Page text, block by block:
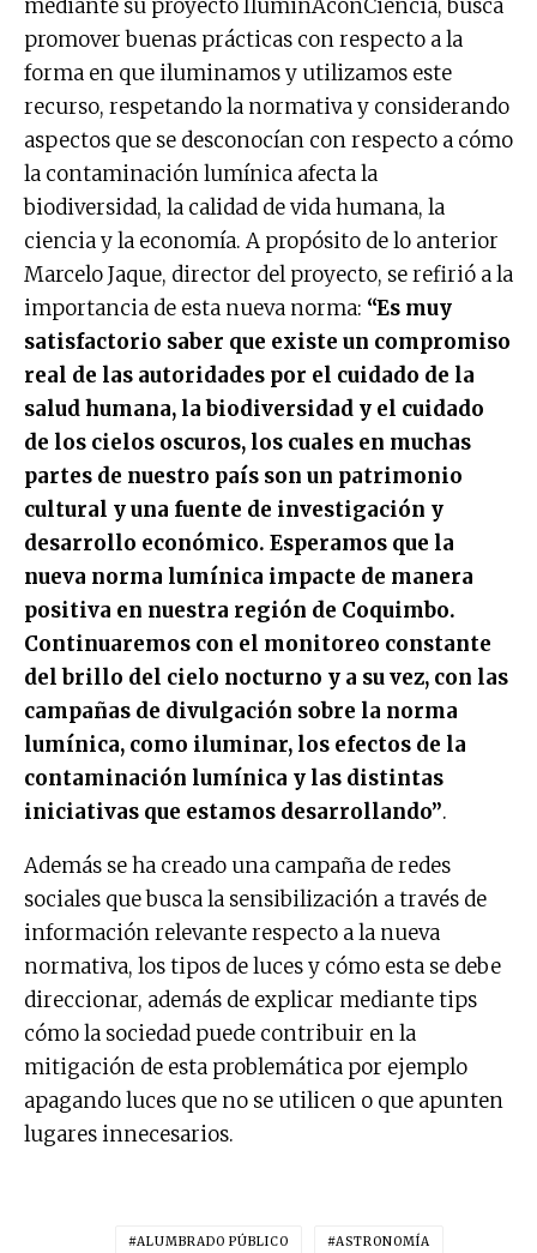
mediante su proyecto IluminAconCiencia, busca
promover buenas prácticas con respecto a la
forma en que iluminamos y utilizamos este
recurso, respetando la normativa y considerando
aspectos que se desconocían con respecto a cómo
la contaminación lumínica afecta la
biodiversidad, la calidad de vida humana, la
ciencia y la economía. A propósito de lo anterior
Marcelo Jaque, director del proyecto, se refirió a la
importancia de esta nueva norma: “Es muy
satisfactorio saber que existe un compromiso
real de las autoridades por el cuidado de la
salud humana, la biodiversidad y el cuidado
de los cielos oscuros, los cuales en muchas
partes de nuestro país son un patrimonio
cultural y una fuente de investigación y
desarrollo económico. Esperamos que la
nueva norma lumínica impacte de manera
positiva en nuestra región de Coquimbo.
Continuaremos con el monitoreo constante
del brillo del cielo nocturno y a su vez, con las
campañas de divulgación sobre la norma
lumínica, como iluminar, los efectos de la
contaminación lumínica y las distintas
iniciativas que estamos desarrollando”.
Además se ha creado una campaña de redes
sociales que busca la sensibilización a través de
información relevante respecto a la nueva
normativa, los tipos de luces y cómo esta se debe
direccionar, además de explicar mediante tips
cómo la sociedad puede contribuir en la
mitigación de esta problemática por ejemplo
apagando luces que no se utilicen o que apunten
lugares innecesarios.
ALUMBRADO PÚBLICO ASTRONOMÍA